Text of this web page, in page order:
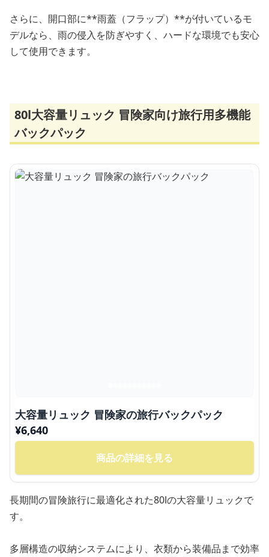
さらに、開口部に**雨蓋（フラップ）**が付いているモ
デルなら、雨の侵入を防ぎやすく、ハードな環境でも安心
して使用できます。
80l大容量リュック 冒険家向け旅行用多機能
バックパック
大容量リュック 冒険家の旅行バックパック
¥6,640
商品の詳細を見る
長期間の冒険旅行に最適化された80lの大容量リュックで
す。
多層構造の収納システムにより、衣類から装備品まで効率